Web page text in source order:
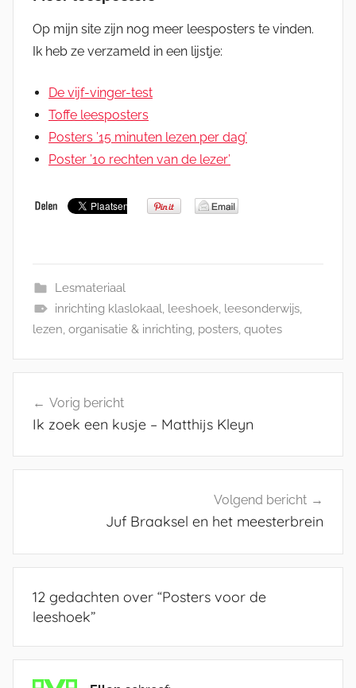
Op mijn site zijn nog meer leesposters te vinden.
Ik heb ze verzameld in een lijstje:
De vijf-vinger-test
Toffe leesposters
Posters ’15 minuten lezen per dag’
Poster ’10 rechten van de lezer’
Lesmateriaal
inrichting klaslokaal, leeshoek, leesonderwijs,
lezen, organisatie & inrichting, posters, quotes
navigatie
Vorig bericht
Ik zoek een kusje – Matthijs Kleyn
Volgend bericht
Juf Braaksel en het meesterbrein
12 gedachten over “Posters voor de
leeshoek”